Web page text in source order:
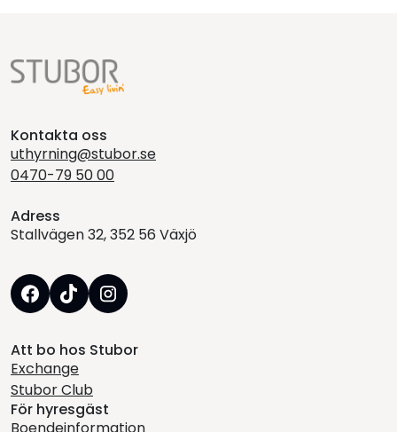
Kontakta oss
uthyrning@stubor.se
0470-79 50 00
Adress
Stallvägen 32, 352 56 Växjö
Att bo hos Stubor
Exchange
Stubor Club
För hyresgäst